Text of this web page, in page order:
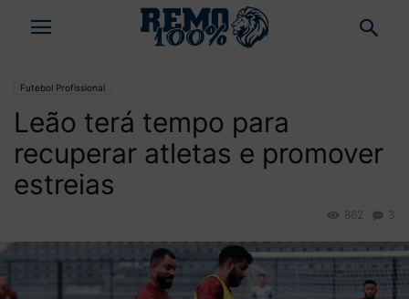
Futebol Profissional
Leão terá tempo para
recuperar atletas e promover
estreias
3
862